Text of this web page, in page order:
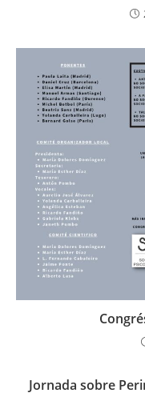
Jornada sobre